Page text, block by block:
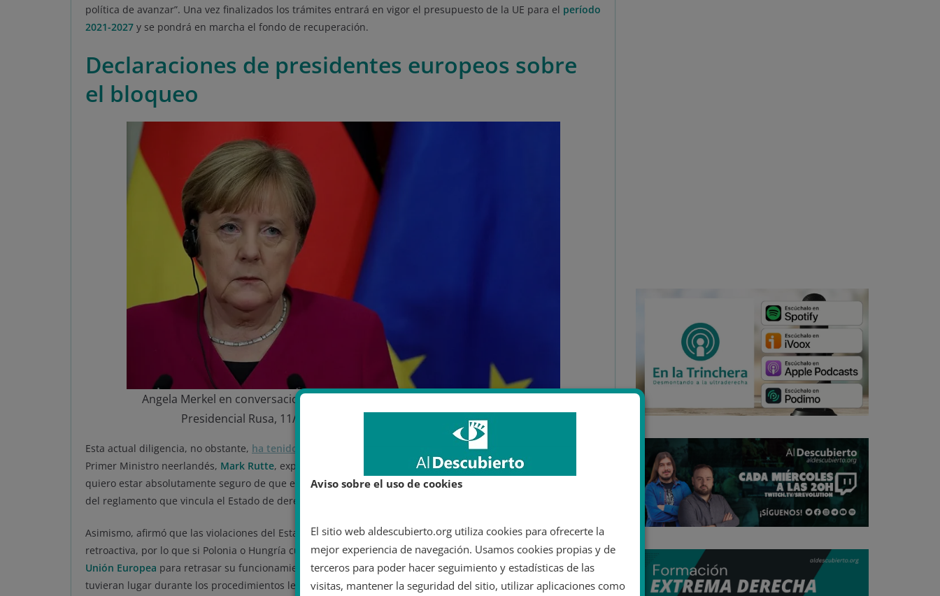
política de avanzar”. Una vez finalizados los trámites entrará en vigor el presupuesto de la UE para el período
2021-2027 y se pondrá en marcha el fondo de recuperación.
Declaraciones de presidentes europeos sobre
el bloqueo
Angela Merkel en conversaciones con Vladimir Putin. Autor: Oficina Ejecutiva
Presidencial Rusa, 11/01/2020. Fuente: Kremlin.ru. (CC BY 4.0).
Esta actual diligencia, no obstante, ha tenido un precio
. En una conferencia de prensa previa a la cumbre, el
Primer Ministro neerlandés, Mark Rutte, expresaba: “Quiero saber qué piensa el Parlamento al respecto, y
quiero estar absolutamente seguro de que este compromiso no limita el funcionamiento legal y el alcance
del reglamento que vincula el Estado de derecho con los desembolsos presupuestarios de la UE”.
Asimismo, afirmó que las violaciones del Estado de derecho deberían ser tenidas en consideración de forma
retroactiva, por lo que si Polonia o Hungría cuestionaban el mecanismo ante elTribunal de Justicia de la
Unión Europea para retrasar su funcionamiento, debería ser posible tener en cuenta las violaciones que
tuvieran lugar durante los procedimientos legales previos.
Aviso sobre el uso de cookies
El sitio web aldescubierto.org utiliza cookies para ofrecerte la
mejor experiencia de navegación. Usamos cookies propias y de
terceros para poder hacer seguimiento y estadísticas de las
visitas, mantener la seguridad del sitio, utilizar aplicaciones como